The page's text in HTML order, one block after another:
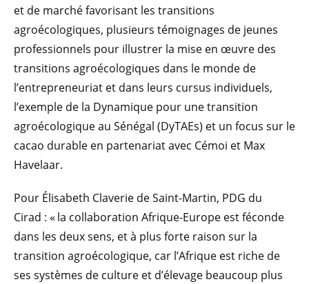
et de marché favorisant les transitions
agroécologiques, plusieurs témoignages de jeunes
professionnels pour illustrer la mise en œuvre des
transitions agroécologiques dans le monde de
l’entrepreneuriat et dans leurs cursus individuels,
l’exemple de la Dynamique pour une transition
agroécologique au Sénégal (DyTAEs) et un focus sur le
cacao durable en partenariat avec Cémoi et Max
Havelaar.
Pour Élisabeth Claverie de Saint-Martin, PDG du
Cirad : « la collaboration Afrique-Europe est féconde
dans les deux sens, et à plus forte raison sur la
transition agroécologique, car l’Afrique est riche de
ses systèmes de culture et d’élevage beaucoup plus